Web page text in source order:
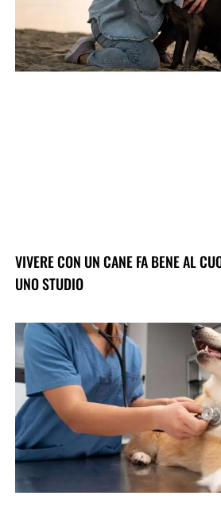
VIVERE CON UN CANE FA BENE AL
UNO STUDIO